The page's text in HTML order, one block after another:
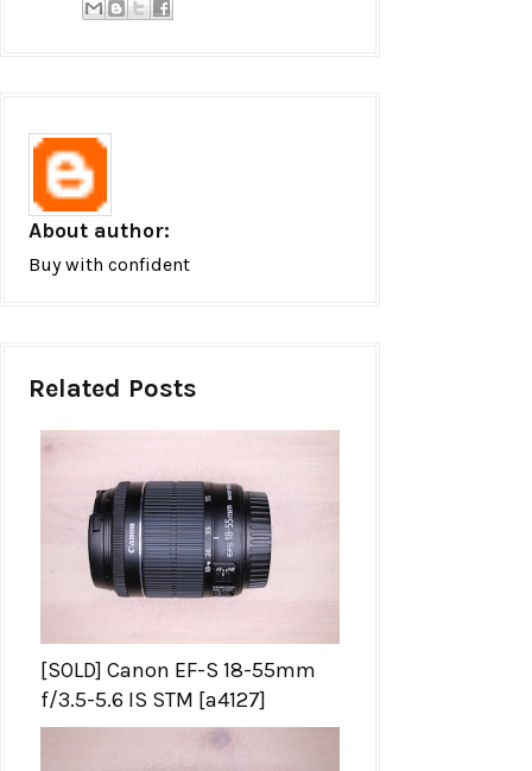
About author:
Buy with confident
Related Posts
[SOLD] Canon EF-S 18-55mm
f/3.5-5.6 IS STM [a4127]